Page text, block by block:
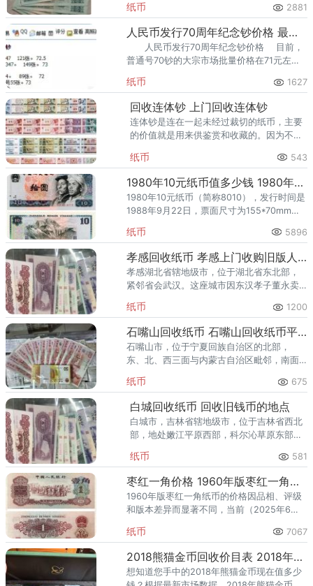
元。
纸币 2881
人民币发行70周年纪念钞价格 最新的价格
人民币发行70周年纪念钞价格 目前，
普通号70钞的大宗市场批量价格在71元左
纸币 1627
回收连体钞 上门回收连体钞
连体钞是连在一起未经过裁切的纸币，主要
的价值就是用来供鉴赏和收藏的。因为不是
装帧并采用溢价发行的方式，发行数量及其
有限，所以具有极高的收藏价值
纸币 543
1980年10元纸币值多少钱 1980年的10块钱现在值多少钱
1980年10元纸币（简称8010），发行时间是
1988年9月22日，票面尺寸为155*70mm，
子头像。1980年版的10元人民币以其独特的
纸币 5896
孝感回收纸币 孝感上门收购旧版人民币
孝感湖北省辖地级市，位于湖北省东北部，
紧邻省会武汉。这座城市因东汉孝子董永卖
孝文化底蕴。孝感是武汉城市圈和长江中游
城市群的重要成员，也是国家新
纸币 1200
石嘴山回收纸币 石嘴山回收纸币平台
石嘴山市，位于宁夏回族自治区的北部，
东、北、西三面与内蒙古自治区毗邻，南面
水，西依巍巍贺兰山，因贺兰山与黄河交汇
处“山石突出如嘴”而得名，具有得
纸币 675
白城回收纸币 回收旧钱币的地点
白城市，吉林省辖地级市，位于吉林省西北
部，地处嫩江平原西部，科尔沁草原东部，
方回收纸币呢？在白城的洮北区、镇赉县、
通榆县、大安市和洮南市等地方
纸币 581
枣红一角价格‌ 1960年版枣红一角纸币价格
‌1960年版枣红一角纸币的价格因品相、评级
和版本差异而显著不同，当前（2025年6
品相单张价格通常在2000-5000元
纸币 7067
2018熊猫金币回收价目表 2018年熊猫金币值多少钱
想知道您手中的2018年熊猫金币现在值多少